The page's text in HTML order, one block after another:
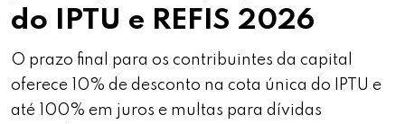
do IPTU e REFIS 2026
O prazo final para os contribuintes da capital
oferece 10% de desconto na cota única do IPTU e
até 100% em juros e multas para dívidas